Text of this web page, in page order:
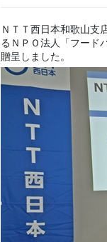
ＮＴＴ西日本和歌山支
るＮＰＯ法人「フード
贈呈しました。